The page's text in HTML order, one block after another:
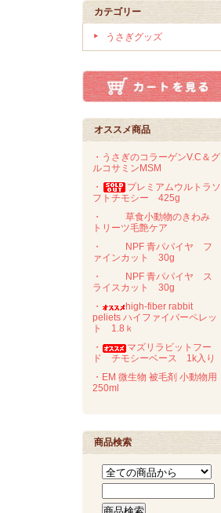
カテゴリー
うさぎグッズ
オススメ商品
・うさぎのコラーゲンV.C＆グ
ルコサミンMSM
・
プレミアムウルトラソ
フトチモシー 425g
・
草食小動物のきわみ
トリーツ毛艶ケア
・
NPF 青パパイヤ フ
ァインカット 30g
・
NPF 青パパイヤ ス
ライスカット 30g
・
high-fiber rabbit
peliets ハイファイバーペレッ
ト 1.8ｋ
・
マズリラビットフー
ド チモシーベース 1k入り
・EM 微生物 被毛剤 小動物用
250ml
商品検索